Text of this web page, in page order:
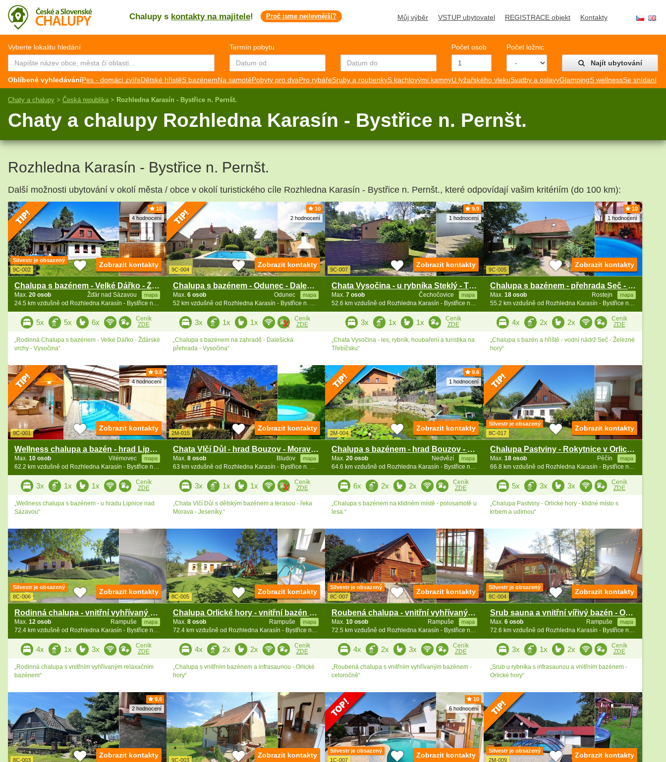
Chalupy s kontakty na majitele! Proč jsme nejlevnější? Můj výběr VSTUP ubytovatel REGISTRACE objekt Kontakty
CZ EN
Vyberte lokalitu hledání Termín pobytu Počet osob
Počet ložnic
Najít ubytování
Oblíbené vyhledáváníPes - domácí zvířeDětské hřistěS bazénemNa samotěPobyty pro dvaPro rybářeSruby a roubenkyS kachlovými kamnyU lyžařského vlekuSvatby a oslavyGlampingS wellnessSe snídaní
Chaty a chalupy > Česká republika > Rozhledna Karasín - Bystřice n. Pernšt.
Chaty a chalupy Rozhledna Karasín - Bystřice n. Pernšt.
Rozhledna Karasín - Bystřice n. Pernšt.
Další možnosti ubytování v okolí města / obce v okolí turistického cíle Rozhledna Karasín - Bystřice n. Pernšt., které odpovídají vašim kritériím (do 100 km):
10
4 hodnocení
Silvestr je obsazený
9C-002
Chalupa s bazénem - Velké Dářko - Žďárské vrchy
Žďár nad Sázavou mapa
Max. 20 osob
24.5 km vzdušně od Rozhledna Karasín - Bystřice n. Pernšt.
Zobrazit kontakty
5x 5x 6x
Ceník
ZDE
„Rodinná Chalupa s bazénem - Velké Dářko - Žďárské
vrchy - Vysočina“
10
2 hodnocení
9C-004
Chalupa s bazénem - Odunec - Dalešice - Vysočina
Odunec mapa
Max. 6 osob
52 km vzdušně od Rozhledna Karasín - Bystřice n. Pernšt.
Zobrazit kontakty
3x 1x 1x
Ceník
ZDE
„Chalupa s bazénem na zahradě - Dalešická
přehrada - Vysočina“
9.9
1 hodnocení
9C-007
Chata Vysočina - u rybníka Steklý - Třebíč
Čechočovice mapa
Max. 7 osob
52.6 km vzdušně od Rozhledna Karasín - Bystřice n. Pernšt.
Zobrazit kontakty
3x 1x 1x
Ceník
ZDE
„Chata Vysočina - les, rybník, houbaření a turistika na
Třebíčsku“
10
1 hodnocení
9C-005
Chalupa s bazénem - přehrada Seč - Železné hory
Rostejn mapa
Max. 18 osob
55.2 km vzdušně od Rozhledna Karasín - Bystřice n. Pernšt.
Zobrazit kontakty
4x 2x 2x
Ceník
ZDE
„Chalupa s bazén a hřiště - vodní nádrž Seč - Železné
hory“
9.6
4 hodnocení
9C-001
Wellness chalupa a bazén - hrad Lipnice nad Sázavou
Vilémovec mapa
Max. 10 osob
62.2 km vzdušně od Rozhledna Karasín - Bystřice n. Pernšt.
Zobrazit kontakty
3x 1x 1x
Ceník
ZDE
„Wellness chalupa s bazénem - u hradu Lipnice nad
Sázavou“
2M-015
Chata Vlčí Důl - hrad Bouzov - Morava - Jeseníky
Bludov mapa
Max. 8 osob
63 km vzdušně od Rozhledna Karasín - Bystřice n. Pernšt.
Zobrazit kontakty
3x 1x 1x
Ceník
ZDE
„Chata Vlčí Důl s dětským bazénem a terasou - řeka
Morava - Jeseníky.“
9.6
1 hodnocení
2M-004
Chalupa s bazénem - hrad Bouzov - Šumperk
Nedvězí mapa
Max. 20 osob
64.6 km vzdušně od Rozhledna Karasín - Bystřice n. Pernšt.
Zobrazit kontakty
6x 2x 2x
Ceník
ZDE
„Chalupa s bazénem na klidném místě - polosamotě u
lesa.“
Silvestr je obsazený
8C-017
Chalupa Pastviny - Rokytnice v Orlických horách
Pěčín mapa
Max. 18 osob
66.8 km vzdušně od Rozhledna Karasín - Bystřice n. Pernšt.
Zobrazit kontakty
5x 3x 3x
Ceník
ZDE
„Chalupa Pastviny - Orlické hory - klidné místo s
krbem a udírnou“
Silvestr je obsazený
8C-006
Rodinná chalupa - vnitřní vyhřívaný bazén - Zdobnice
Rampuše mapa
Max. 12 osob
72.4 km vzdušně od Rozhledna Karasín - Bystřice n. Pernšt.
Zobrazit kontakty
4x 1x 3x
Ceník
ZDE
„Rodinná chalupa s vnitřním vyhřívaným relaxačním
bazénem“
8C-005
Chalupa Orlické hory - vnitřní bazén - Zdobnice
Rampuše mapa
Max. 8 osob
72.4 km vzdušně od Rozhledna Karasín - Bystřice n. Pernšt.
Zobrazit kontakty
4x 2x 2x
Ceník
ZDE
„Chalupa s vnitřním bazénem a infrasaunou - Orlické
hory“
Silvestr je obsazený
8C-007
Roubená chalupa - vnitřní vyhřívaný bazén - Zdobnice
Rampuše mapa
Max. 10 osob
72.5 km vzdušně od Rozhledna Karasín - Bystřice n. Pernšt.
Zobrazit kontakty
4x 2x 3x
Ceník
ZDE
„Roubená chalupa s vnitřním vyhřívaným bazénem -
celoročně“
Silvestr je obsazený
8C-004
Srub sauna a vnitřní vířivý bazén - Orlické hory
Rampuše mapa
Max. 6 osob
72.6 km vzdušně od Rozhledna Karasín - Bystřice n. Pernšt.
Zobrazit kontakty
3x 1x 2x
Ceník
ZDE
„Srub u rybníka s infrasaunou a vnitřním bazénem -
Orlické hory“
9.6
2 hodnocení
8C-003
Zobrazit kontakty
9C-003
Zobrazit kontakty
10
6 hodnocení
Silvestr je obsazený
1C-007
Zobrazit kontakty
Silvestr je obsazený
2M-009
Zobrazit kontakty